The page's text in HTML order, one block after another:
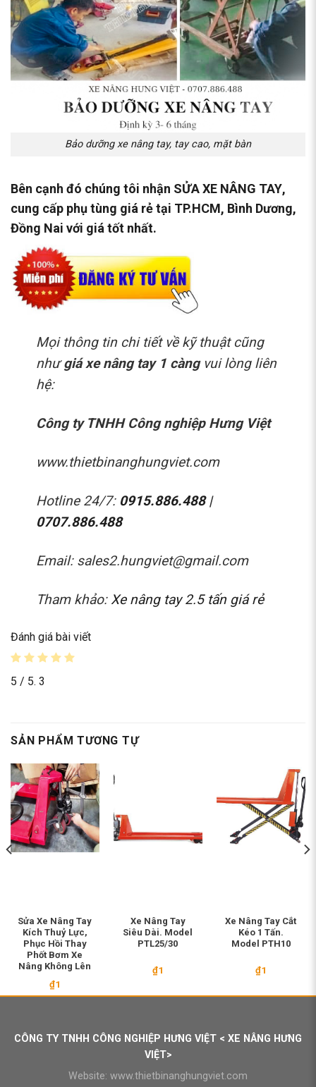
Bảo dưỡng xe nâng tay, tay cao, mặt bàn
Bên cạnh đó chúng tôi nhận SỬA XE NÂNG TAY,
cung cấp phụ tùng giá rẻ tại TP.HCM, Bình Dương,
Đồng Nai với giá tốt nhất.
Mọi thông tin chi tiết về kỹ thuật cũng
nhưgiá xe nâng tay 1 càngvui lòng liên
hệ:
Công ty TNHH Công nghiệp Hưng Việt
www.thietbinanghungviet.com
Hotline 24/7: 0915.886.488|
0707.886.488
Email: sales2.hungviet@gmail.com
Tham khảo:Xe nâng tay 2.5 tấn giá rẻ
Đánh giá bài viết
5 / 5. 3
SẢN PHẨM TƯƠNG TỰ
Sửa Xe Nâng Tay
Kích Thuỷ Lực,
Phục Hồi Thay
Phốt Bơm Xe
Nâng Không Lên
₫1
Xe Nâng Tay
Siêu Dài. Model
PTL25/30
₫1
Xe Nâng Tay Cắt
Kéo 1 Tấn.
Model PTH10
₫1
CÔNG TY TNHH CÔNG NGHIỆP HƯNG VIỆT < XE NÂNG HƯNG
VIỆT>
Website: www.thietbinanghungviet.com